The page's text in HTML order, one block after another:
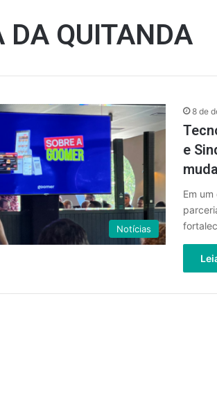
DA QUITANDA
Notícias
8 de
e
Em